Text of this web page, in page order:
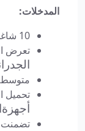
المدخلات:
10 شاغلين مع نشاط مستقر
تعرض
متوسط
تحميل
تضمنت